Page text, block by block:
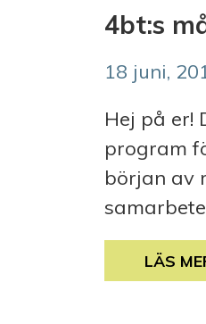
4bt:s
18 juni,
Hej på er!
program
början av
4BT:S
LÄS